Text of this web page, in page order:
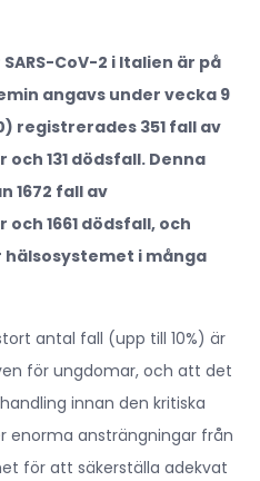
CoV-2 i Italien är på
angavs under vecka 9
registrerades 351 fall av
131 dödsfall. Denna
1672 fall av
1661 dödsfall, och
i många
antal fall (upp till 10%) är
för ungdomar, och att det
innan den kritiska
enorma ansträngningar från
för att säkerställa adekvat